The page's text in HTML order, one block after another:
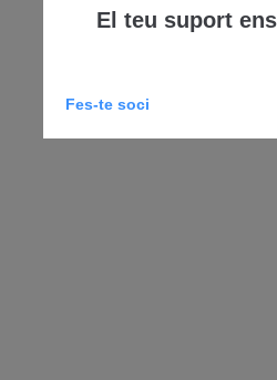
El teu suport
Fes-te soci